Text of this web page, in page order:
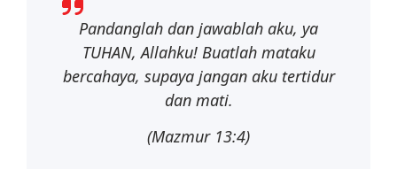
Pandanglah dan jawablah aku, ya
TUHAN, Allahku! Buatlah mataku
bercahaya, supaya jangan aku tertidur
dan mati.
(Mazmur 13:4)